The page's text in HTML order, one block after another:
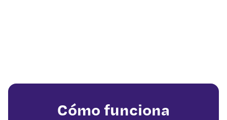
Cómo funciona